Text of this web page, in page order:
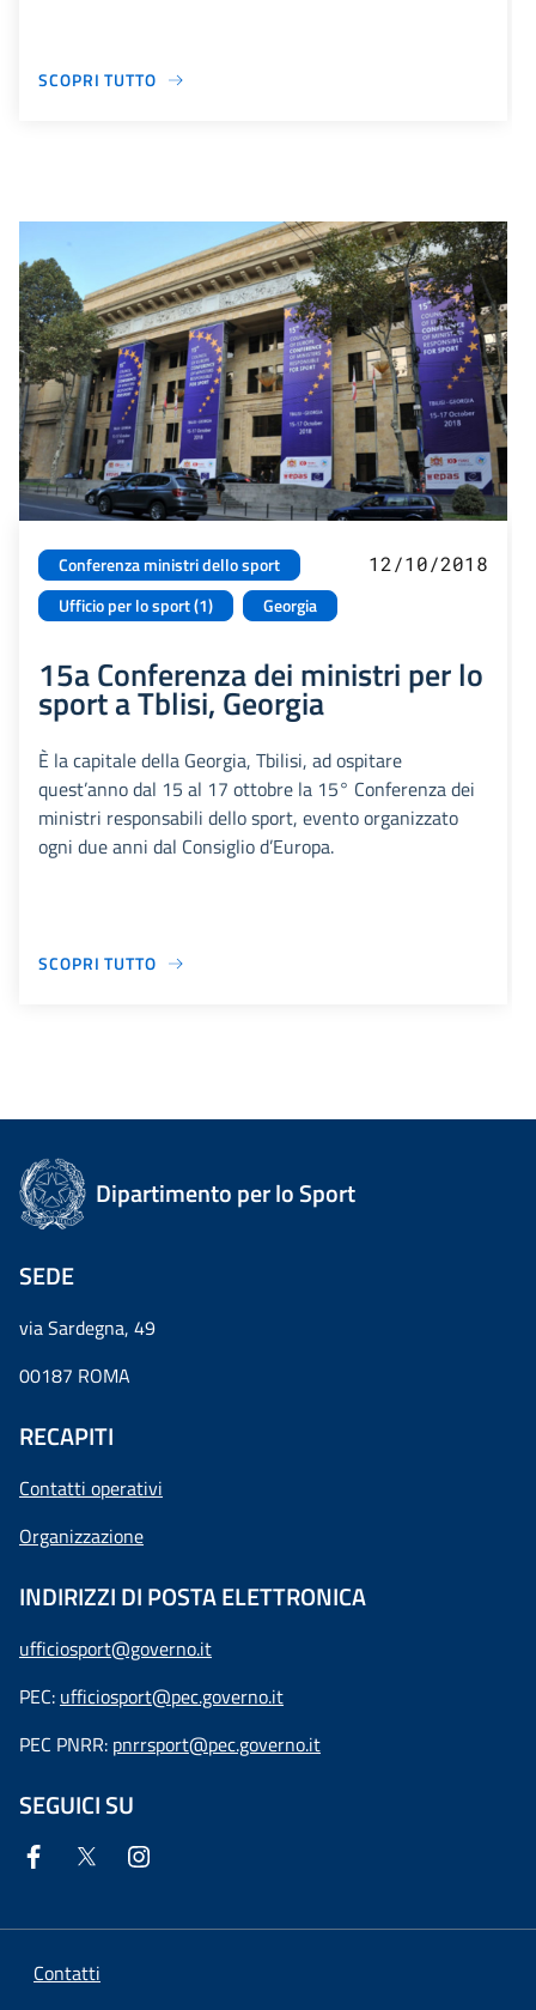
SCOPRI TUTTO
Conferenza ministri dello sport
Ufficio per lo sport (1)
Georgia
12/10/2018
15a Conferenza dei ministri per lo
sport a Tblisi, Georgia
È la capitale della Georgia, Tbilisi, ad ospitare
quest’anno dal 15 al 17 ottobre la 15° Conferenza dei
ministri responsabili dello sport, evento organizzato
ogni due anni dal Consiglio d’Europa.
SCOPRI TUTTO
Dipartimento per lo Sport
SEDE
via Sardegna, 49
00187 ROMA
RECAPITI
Contatti operativi
Organizzazione
INDIRIZZI DI POSTA ELETTRONICA
ufficiosport@governo.it
PEC: ufficiosport@pec.governo.it
PEC PNRR: pnrrsport@pec.governo.it
SEGUICI SU
Contatti